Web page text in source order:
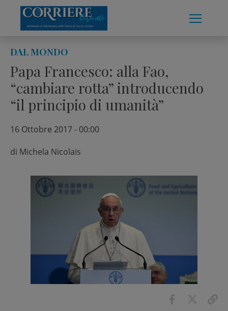
content
DAL MONDO
Papa Francesco: alla Fao,
“cambiare rotta” introducendo
“il principio di umanità”
16 Ottobre 2017 - 00:00
di Michela Nicolais